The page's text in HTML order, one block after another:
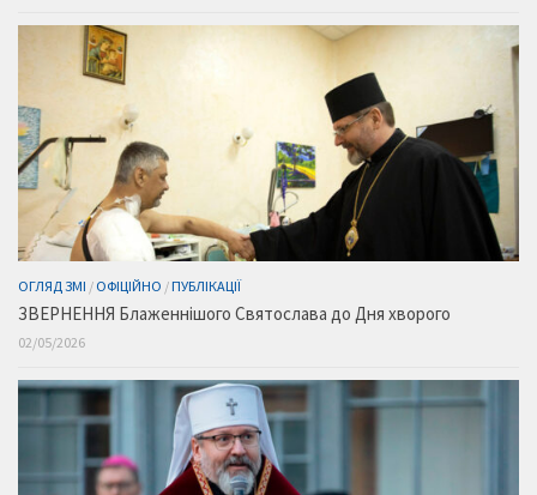
ОГЛЯД ЗМІ / ОФІЦІЙНО /ПУБЛІКАЦІЇ
ЗВЕРНЕННЯ Блаженнішого Святослава до Дня хворого
02/05/2026